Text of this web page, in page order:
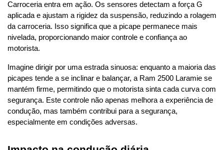
Carroceria entra em ação. Os sensores detectam a força G
aplicada e ajustam a rigidez da suspensão, reduzindo a rolagem
da carroceria. Isso significa que a picape permanece mais
nivelada, proporcionando maior controle e confiança ao
motorista.
Imagine dirigir por uma estrada sinuosa: enquanto a maioria das
picapes tende a se inclinar e balançar, a Ram 2500 Laramie se
mantém firme, permitindo que o motorista sinta cada curva com
segurança. Este controle não apenas melhora a experiência de
condução, mas também contribui para a segurança,
especialmente em condições adversas.